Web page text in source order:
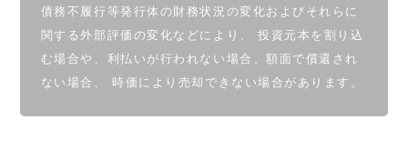
債務不履行等発行体の財務状況の変化およびそれらに
関する外部評価の変化などにより、 投資元本を割り込
む場合や、利払いが行われない場合、額面で償還され
ない場合、 時価により売却できない場合があります。